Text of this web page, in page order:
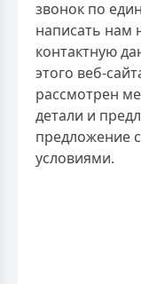
звонок по
написать нам
контактную
этого веб-
рассмотрен
детали и
предложение
условиями.